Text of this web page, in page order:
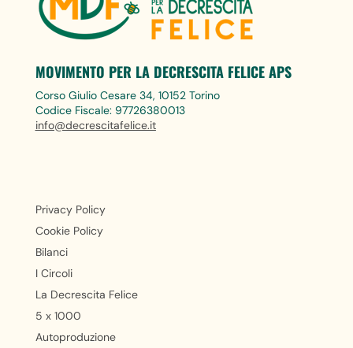
MOVIMENTO PER LA DECRESCITA FELICE APS
Corso Giulio Cesare 34, 10152 Torino
Codice Fiscale: 97726380013
info@decrescitafelice.it
Privacy Policy
Cookie Policy
Bilanci
I Circoli
La Decrescita Felice
5 x 1000
Autoproduzione